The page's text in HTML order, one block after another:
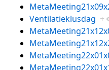
Ventilatieklusdag +